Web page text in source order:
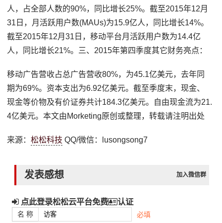
人，占全部人数的90%，同比增长25%。截至2015年12月
31日，月活跃用户数(MAUs)为15.9亿人，同比增长14%。
截至2015年12月31日，移动平台月活跃用户数为14.4亿
人，同比增长21%。三、2015年第四季度其它财务亮点：
移动广告营收占总广告营收80%，为45.1亿美元，去年同
期为69%。资本支出为6.92亿美元。截至季度末，现金、
现金等价物及有价证券共计184.3亿美元。自由现金流为21.
4亿美元。本文由Morketing原创或整理，转载请注明出处
来源：松松科技 QQ/微信：lusongsong7
发表感想 加入微信群
点此登录松松云平台免费 认证
名 称 必填